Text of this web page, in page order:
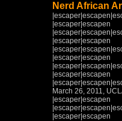
Nerd African
|escaper|escapen
|escaper|escapen
|escaper|escapen
|escaper|escapen
March 26, 2011,
|escaper|escapen
|escaper|escapen